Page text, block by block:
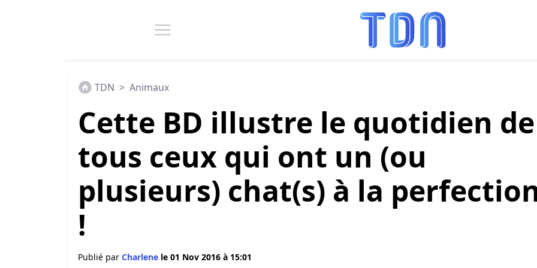
TDN > Animaux
Cette BD illustre le quotidien de
tous ceux qui ont un (ou
plusieurs) chat(s) à la
!
Publié par Charlene le 01 Nov 2016 à 15:01